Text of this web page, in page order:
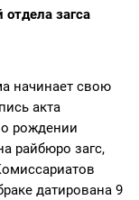
загса
начинает свою
акта
о рождении
райбюро загс,
датирована 9